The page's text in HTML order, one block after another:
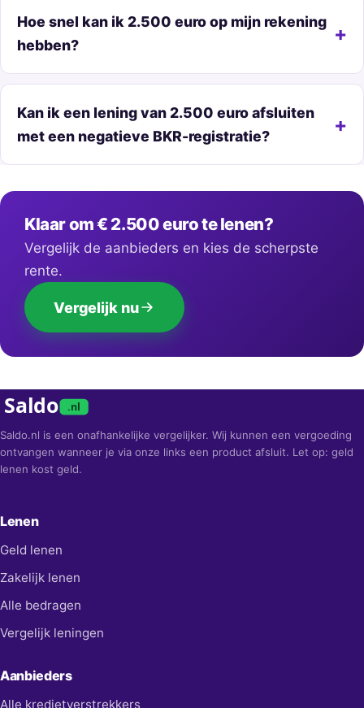
Hoe snel kan ik 2.500 euro op mijn rekening
hebben?
Kan ik een lening van 2.500 euro afsluiten
met een negatieve BKR-registratie?
Klaar om € 2.500 euro te lenen?
Vergelijk de aanbieders en kies de scherpste
rente.
Vergelijk nu
Saldo .nl
Saldo.nl is een onafhankelijke vergelijker. Wij kunnen een vergoeding
ontvangen wanneer je via onze links een product afsluit. Let op: geld
lenen kost geld.
Lenen
Geld lenen
Zakelijk lenen
Alle bedragen
Vergelijk leningen
Aanbieders
Alle kredietverstrekkers